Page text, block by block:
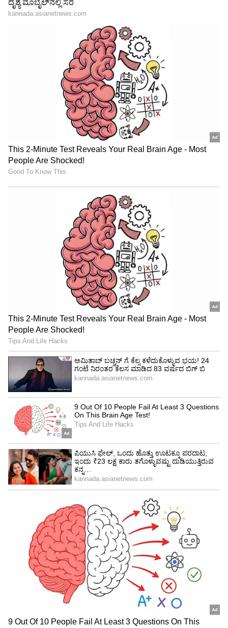
ನಾಯಕರು ಒತ್ತಿ ಹೇಳಿದರು. TEPA ಅಡಿಯಲ್ಲಿ 100
ಮಿಲಿಯನ್ ಉದ್ಯೋಗ ಸೃಷ್ಟಿಯ ಗುರಿ ತಲುಪಲು ವಿವಿಧ
ಕ್ಷೇತ್ರಗಳಲ್ಲಿ ಒಟ್ಟಾಗಿ ಕೆಲಸ ಮಾಡುವಂತೆ ಉದ್ಯಮ
ಪ್ರತಿನಿಧಿಗಳನ್ನು ಪ್ರೋತ್ಸಾಹಿಸಿದರು.
ವಿವಿಧ ಕ್ಷೇತ್ರಗಳಲ್ಲಿ ಸಹಕಾರ ವೃದ್ಧಿ
ನೀಲಿ ಆರ್ಥಿಕತೆ, ಹಡಗು ನಿರ್ಮಾಣ, ಹಸಿರು ಹಡಗುಯಾನ,
ಸುರಂಗ ಮತ್ತು ಮೂಲಸೌಕರ್ಯ, ಬಾಹ್ಯಾಕಾಶ, ಕೃತಕ
ಬುದ್ಧಿಮತ್ತೆ (AI), ರೋಬೋಟಿಕ್ಸ್, ಸೈಬರ್ ಭದ್ರತೆ,
ಮೀನುಗಾರಿಕೆ ಮತ್ತು ಜಲಚರ ಸಾಕಣೆ ಮುಂತಾದ ಕ್ಷೇತ್ರಗಳಲ್ಲಿ
ಸಹಕಾರವನ್ನು ಇನ್ನಷ್ಟು ಗಟ್ಟಿಗೊಳಿಸಲು ನಾಯಕರು ತಮ್ಮ
ತಂಡಗಳಿಗೆ ಸೂಚಿಸಿದರು. UNCLOS ತತ್ವಗಳನ್ನು
ಪುನರುಚ್ಚರಿಸಿದ ಅವರು, ಇಂಡೋ-ಪೆಸಿಫಿಕ್ ಓಷನ್ಸ್
ಇನಿಶಿಯೇಟಿವ್‌ಗೆ ನಾರ್ವೆ ಸೇರ್ಪಡೆಗೊಂಡಿದ್ದನ್ನು
ಸ್ವಾಗತಿಸಿದರು. 2026ರ ಜೂನ್‌ನಲ್ಲಿ ಫ್ರಾನ್ಸ್‌ನಲ್ಲಿ
ನಡೆಯಲಿರುವ 'ಭಾರತ್ ಇನ್ನೋವೇಟ್ಸ್ 2026'
ಕಾರ್ಯಕ್ರಮದಲ್ಲಿ ಭಾಗವಹಿಸುವಂತೆ ಪ್ರಧಾನಿ ಮೋದಿ
ನಾರ್ವೆಗೆ ಆಹ್ವಾನ ನೀಡಿದರು. ಅಲ್ಲದೆ, ಎರಡೂ ದೇಶಗಳ
ನಡುವೆ 'ಸ್ಟಾರ್ಟ್-ಅಪ್ ಇನ್ನೋವೇಶನ್ ಹಬ್' ಮತ್ತು 'ಗ್ರೀನ್
ಇನ್ನೋವೇಶನ್ ಹ್ಯಾಕಥಾನ್' ಸ್ಥಾಪಿಸುವಂತೆ ಅವರು ಸಲಹೆ
ಹಸಿರು ಇಂಧನ ಮತ್ತು ತಂತ್ರಜ್ಞಾನಕ್ಕೆ ಒತ್ತು
ಕನಕೋತ್ಸವದಲ್ಲಿ ರಿಷಬ್ ಶೆಟ್ಟಿ | Rishab
Shetty speech | Suvarna News
ಶೇ.50 ರಿಂದ ಶೇ.18 ಕ್ಕೆ TAX ಇಳಿಕೆ: ಮೋದಿ-
ಟ್ರಂಪ್ ಐತಿಹಾಸಿಕ ಒಪ್ಪಂದ | India US
Trade Deal | Party Rounds